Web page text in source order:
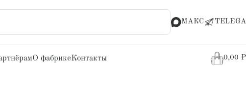
МАКС TELEGA
О фабрикеКонтакты 0,00 ₽